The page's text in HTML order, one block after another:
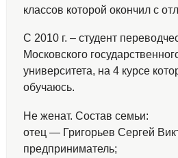
классов которой окончил с
С 2010 г. – студент
Московского
университета, на 4 курсе
обучаюсь.
Не женат. Состав семьи:
отец — Григорьев Сергей
предприниматель;